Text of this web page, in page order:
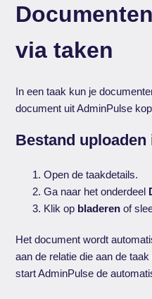
via taken
In een taak kun je
document uit AdminPulse
Bestand uploaden
Open de taakdetails.
Ga naar het onderdeel
Klik op bladeren of
Het document wordt
aan de relatie die aan de
start AdminPulse de